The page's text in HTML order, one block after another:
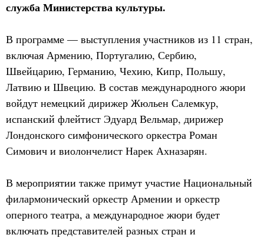
служба Министерства культуры.
В программе — выступления участников из 11 стран,
включая Армению, Португалию, Сербию,
Швейцарию, Германию, Чехию, Кипр, Польшу,
Латвию и Швецию. В состав международного жюри
войдут немецкий дирижер Жюльен Салемкур,
испанский флейтист Эдуард Вельмар, дирижер
Лондонского симфонического оркестра Роман
Симович и виолончелист Нарек Ахназарян.
В мероприятии также примут участие Национальный
филармонический оркестр Армении и оркестр
оперного театра, а международное жюри будет
включать представителей разных стран и